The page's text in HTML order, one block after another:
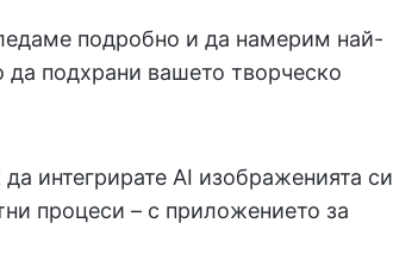
подробно и да намерим най-
да подхрани вашето творческо
интегрирате AI изображенията си
процеси – с приложението за